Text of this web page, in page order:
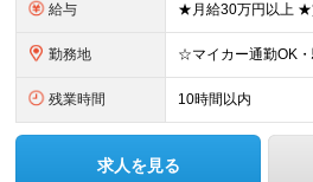
給与
勤務地
残業時間 10時間以内
求人を見る